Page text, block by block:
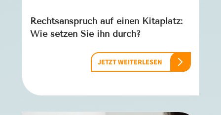
Rechtsanspruch auf einen Kitaplatz:
Wie setzen Sie ihn durch?
JETZT WEITERLESEN